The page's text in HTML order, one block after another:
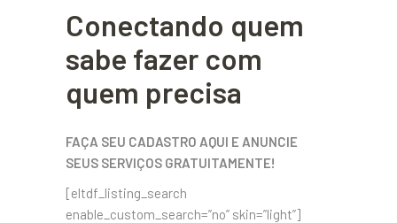
Conectando quem
sabe fazer com
quem precisa
FAÇA SEU CADASTRO AQUI E ANUNCIE
SEUS SERVIÇOS GRATUITAMENTE!
[eltdf_listing_search
enable_custom_search=”no” skin=”light”]